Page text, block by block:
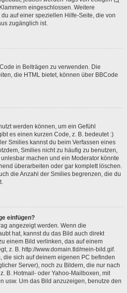
Klammern eingeschlossen. Weitere
auf einer speziellen Hilfe-Seite, die von
zugänglich ist.
in Beiträgen zu verwenden. Die
die HTML bietet, können über BBCode
werden können, um ein Gefühl
es einen kurzen Code, z. B. bedeutet :)
Smilies kannst du beim Verfassen eines
Smilies nicht zu häufig zu benutzen,
machen und ein Moderator könnte
überarbeiten oder gar komplett löschen.
die Anzahl der Smilies begrenzen, die du
einfügen?
angezeigt werden. Wenn die
hat, kannst du das Bild auch direkt
einem Bild verlinken, das auf einem
z. B. http://www.domain.tld/mein-bild.gif.
die sich auf deinem eigenen PC befinden
Server), noch zu Bildern, die nur nach
B. Hotmail- oder Yahoo-Mailboxen, mit
usw. Um das Bild anzuzeigen, benutze den